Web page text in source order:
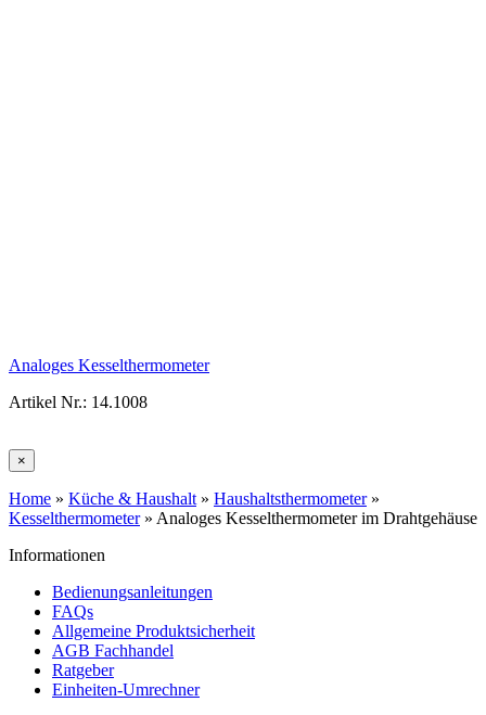
Analoges Kesselthermometer
Artikel Nr.: 14.1008
×
Home » Küche & Haushalt » Haushaltsthermometer»
Kesselthermometer» Analoges Kesselthermometer im Drahtgehäuse
Informationen
Bedienungsanleitungen
FAQs
Allgemeine Produktsicherheit
AGB Fachhandel
Ratgeber
Einheiten-Umrechner